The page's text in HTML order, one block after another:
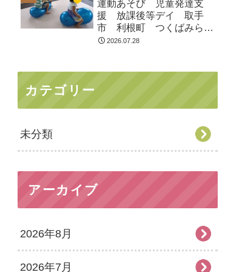
運動あそび 児童発達支
援 放課後等デイ 取手
市 利根町 つくばみらい
市 2026.07.28
カテゴリー
未分類
アーカイブ
2026年8月
2026年7月